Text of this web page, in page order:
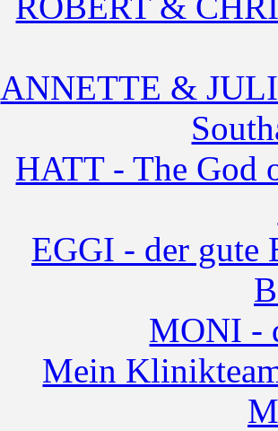
ANNETTE &
HATT - The God
EGGI - der gute
MONI -
Mein